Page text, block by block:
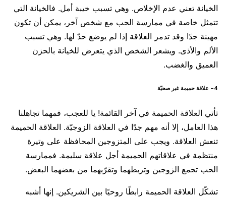
الخيانة تعني عدم الإخلاص. وهي تسبب خيبة أمل. فالخيانة التي
تتمثل خاصة في ممارسة الحب مع شخص آخر، يمكن أن تكون
مهينة جدًا وقد تدمر العلاقة إذا لم يوضع حدّ لها. وهي تسبب
الألم والأذى. ويشعر الشخص الذي يتعرض للخيانة بالحزن
العميق والغضب.
4- علاقة حميمة غير صحيّة
تأتي العلاقة الحميمة في آخر القائمة! يا للعجب، فمهما تجاهلنا
هذا العامل، إلا أنه مهم جدًا في العلاقة الزوجيّة. العلاقة الحميمة
تنعش العلاقة. ويجب على المتزوجين المحافظة على وتيرة
منتظمة في علاقاتهم الحميمة أجل علاقة سليمة. فممارسة
الحب تجمع الزوجين وتربطهما وتقرّبهما من بعضهما البعض.
تشكّل العلاقة الحميمة رابطًا روحيًا بين الشريكين. إنها أشبه